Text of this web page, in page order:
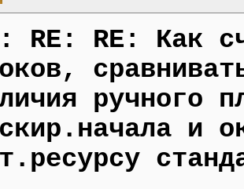
RE: RE: Как
ручного
и